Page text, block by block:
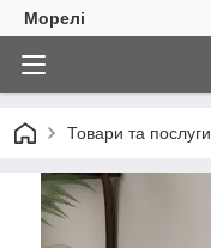
Морелі
Товари та послуги